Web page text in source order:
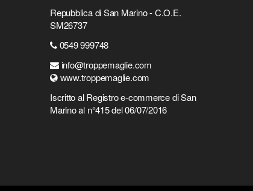
Repubblica di San Marino - C.O.E.
SM26737
0549 999748
info@troppemaglie.com
www.troppemaglie.com
Iscritto al Registro e-commerce di San
Marino al n°415 del 06/07/2016